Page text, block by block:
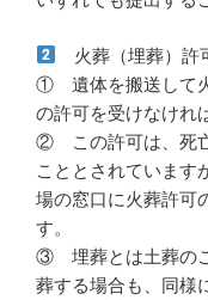
火葬（埋葬）許
① 遺体を搬送して
の許可を受けなけれ
② この許可は、死亡
こととされています
場の窓口に火葬許可
す。
③ 埋葬とは土葬の
葬する場合も、同様